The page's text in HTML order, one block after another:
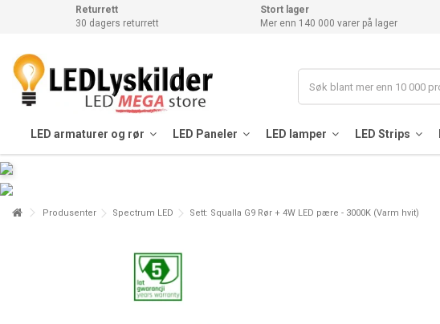
Returrett
30 dagers returrett
Stort lager
Mer enn 140 000 varer på lager
LED armaturer og rør LED Paneler LED lamper LED Strips
Produsenter Spectrum LED Sett: Squalla G9 Rør + 4W LED pære - 3000K (Varm hvit)